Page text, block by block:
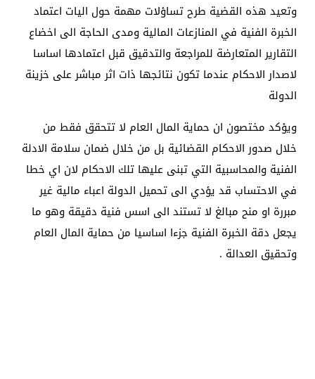
وتعيد هذه القضية طرح تساؤلات مهمة حول اليات اعتماد
الخبرة الفنية في المنازعات المالية ومدى الحاجة الى اخضاع
التقارير المتعارضة للمراجعة والتدقيق قبل اعتمادها اساسا
لاصدار الاحكام عندما تكون نتائجها ذات اثر مباشر على خزينة
الدولة
ويؤكد مختصون ان حماية المال العام لا تتحقق فقط من
خلال صدور الاحكام القضائية بل من خلال ضمان سلامة الادلة
الفنية والمحاسبية التي تبنى عليها تلك الاحكام لان اي خطا
في الاحتساب قد يؤدي الى تحميل الدولة اعباء مالية غير
مبررة او منح مبالغ لا تستند الى اسس فنية دقيقة وهو ما
يجعل دقة الخبرة الفنية جزءا اساسيا من حماية المال العام
وتحقيق العدالة .